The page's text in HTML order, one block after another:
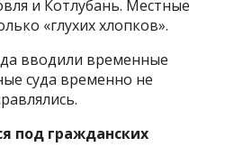
и Котлубань. Местные
«глухих хлопков».
вводили временные
суда временно не
под гражданских